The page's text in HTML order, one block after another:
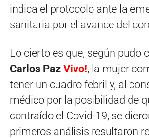
indica el protocolo ante la
sanitaria por el avance del
Lo cierto es que, según pudo
Carlos Paz Vivo!, la mujer
tener un cuadro febril y, al
médico por la posibilidad de
contraído el Covid-19, se
primeros análisis resultaron